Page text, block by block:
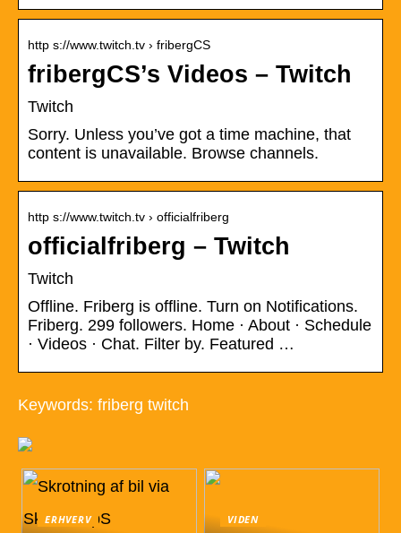
http s://www.twitch.tv › fribergCS
fribergCS’s Videos – Twitch
Twitch
Sorry. Unless you’ve got a time machine, that
content is unavailable. Browse channels.
http s://www.twitch.tv › officialfriberg
officialfriberg – Twitch
Twitch
Offline. Friberg is offline. Turn on Notifications.
Friberg. 299 followers. Home · About · Schedule
· Videos · Chat. Filter by. Featured …
Keywords: friberg twitch
ERHVERV VIDEN